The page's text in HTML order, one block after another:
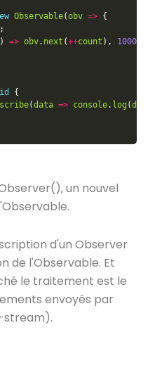
Observable(obv => {
=> obv. next (++count ), 1000);
{
(data => console. log (data
un nouvel
d'un Observer
de l'Observable. Et
le traitement est le
envoyés par
stream).